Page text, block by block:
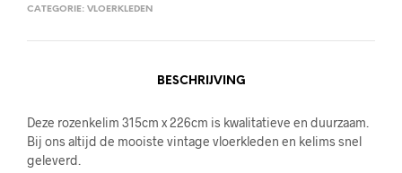
CATEGORIE: VLOERKLEDEN
BESCHRIJVING
Deze rozenkelim 315cm x 226cm is kwalitatieve en duurzaam.
Bij ons altijd de mooiste vintage vloerkleden en kelims snel
geleverd.